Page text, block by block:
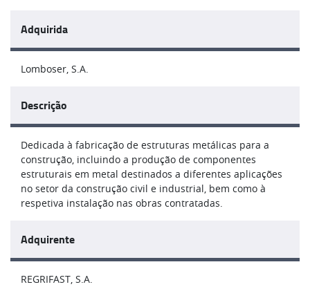
Adquirida
Lomboser, S.A.
Descrição
Dedicada à fabricação de estruturas metálicas para a
construção, incluindo a produção de componentes
estruturais em metal destinados a diferentes aplicações
no setor da construção civil e industrial, bem como à
respetiva instalação nas obras contratadas.
Adquirente
REGRIFAST, S.A.